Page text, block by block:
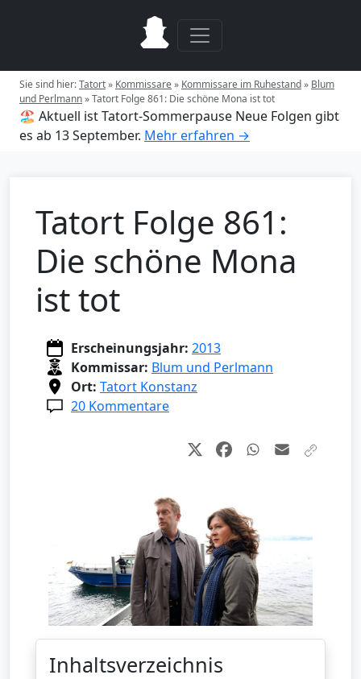
Sie sind hier:Tatort» Kommissare» Kommissare im Ruhestand» Blum
und Perlmann»Tatort Folge 861: Die schöne Mona ist tot
🏖️ Aktuell ist Tatort-Sommerpause Neue Folgen gibt
es ab 13 September. Mehr erfahren →
Tatort Folge 861:
Die schöne Mona
ist tot
Erscheinungsjahr: 2013
Kommissar: Blum und Perlmann
Ort: Tatort Konstanz
20 Kommentare
Inhaltsverzeichnis